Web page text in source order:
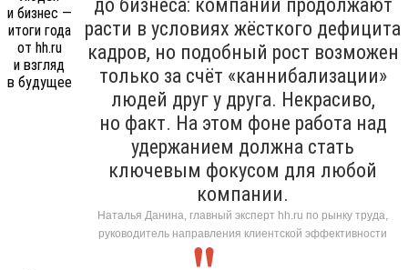
до бизнеса: компании продолжают
расти в условиях жёсткого дефицита
кадров, но подобный рост возможен
только за счёт «каннибализации»
людей друг у друга. Некрасиво,
но факт. На этом фоне работа над
удержанием должна стать
ключевым фокусом для любой
компании.
Наталья Данина, главный эксперт hh.ru по рынку труда,
руководитель направления клиентской эффективности